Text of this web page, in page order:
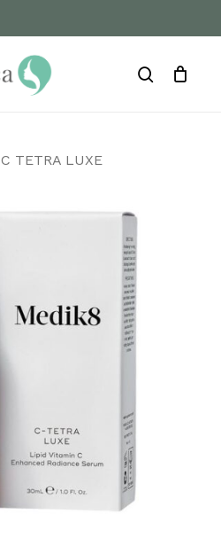
search
Close
C TETRA LUXE